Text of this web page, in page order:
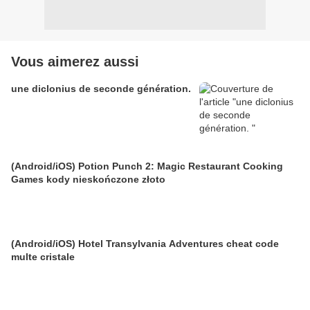
Vous aimerez aussi
une diclonius de seconde génération.
(Android/iOS) Potion Punch 2: Magic Restaurant Cooking
Games kody nieskończone złoto
(Android/iOS) Hotel Transylvania Adventures cheat code
multe cristale